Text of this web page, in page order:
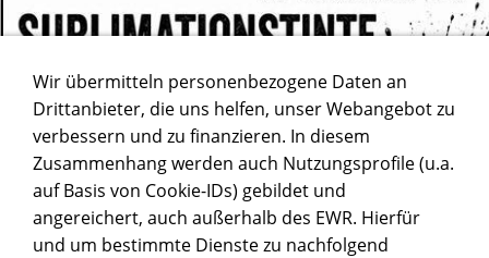
Wir übermitteln personenbezogene Daten an
Drittanbieter, die uns helfen, unser Webangebot zu
verbessern und zu finanzieren. In diesem
Zusammenhang werden auch Nutzungsprofile (u.a.
auf Basis von Cookie-IDs) gebildet und
angereichert, auch außerhalb des EWR. Hierfür
und um bestimmte Dienste zu nachfolgend